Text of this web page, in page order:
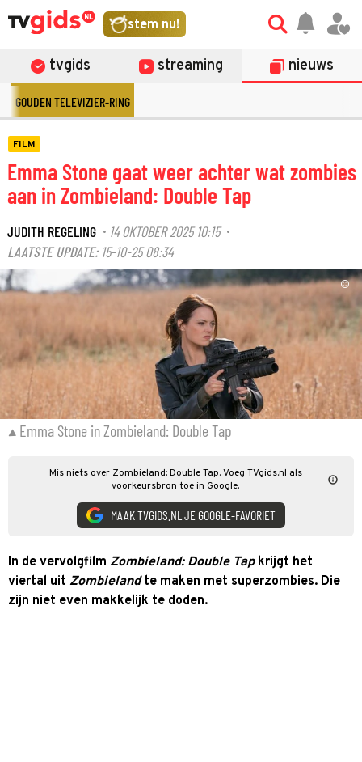
stem nu!
tvgids streaming nieuws
GOUDEN TELEVIZIER-RING
FILM
Emma Stone gaat weer achter wat zombies
aan in Zombieland: Double Tap
JUDITH REGELING · 14 OKTOBER 2025 10:15·
LAATSTE UPDATE: 15-10-25 08:34
©
Emma Stone in Zombieland: Double Tap
Mis niets over Zombieland: Double Tap. Voeg TVgids.nl als
voorkeursbron toe in Google.
MAAK TVGIDS.NL JE GOOGLE-FAVORIET
In de vervolgfilm Zombieland: Double Tap krijgt het
viertal uit Zombielandte maken met superzombies. Die
zijn niet even makkelijk te doden.